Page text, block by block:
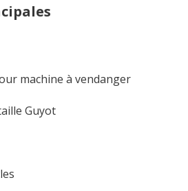
machine à vendanger
Guyot